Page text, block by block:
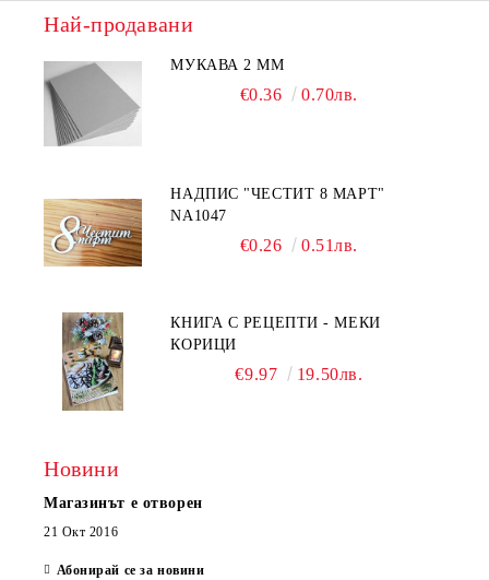
Най-продавани
МУКАВА 2 ММ
€0.36 0.70лв.
НАДПИС "ЧЕСТИТ 8 МАРТ"
NA1047
€0.26 0.51лв.
КНИГА С РЕЦЕПТИ - МЕКИ
КОРИЦИ
€9.97 19.50лв.
Новини
Магазинът е отворен
21 Окт 2016
Абонирай се за новини